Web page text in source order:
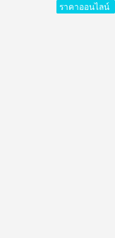
ราคาออนไลน์
ราคาออนไลน์
ราคาออนไลน์
ราคาออนไลน์
ราคาออนไลน์
ราคาออนไลน์